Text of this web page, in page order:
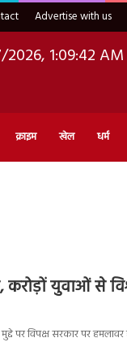
Advertise with us
1:09:43 AM
क्राइम खेल धर्म
युवाओं से
पर विपक्ष सरकार पर